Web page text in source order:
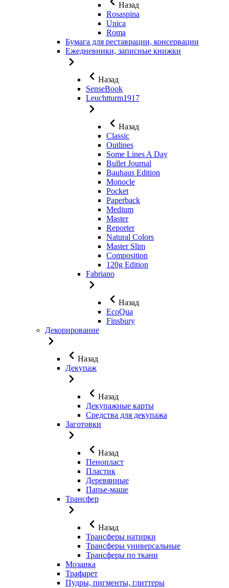
Назад
Rosaspina
Unica
Roma
Бумага для реставрации, консервации
Ежедневники, записные книжки
Назад
SenseBook
Leuchtturm1917
Назад
Classic
Outlines
Some Lines A Day
Bullet Journal
Bauhaus Edition
Monocle
Pocket
Paperback
Medium
Master
Reporter
Natural Colors
Master Slim
Composition
120g Edition
Fabriano
Назад
EcoQua
Finsbury
Декорирование
Назад
Декупаж
Назад
Декупажные карты
Средства для декупажа
Заготовки
Назад
Пенопласт
Пластик
Деревянные
Папье-маше
Трансфер
Назад
Трансферы натирки
Трансферы универсальные
Трансферы по ткани
Мозаика
Трафарет
Пудры, пигменты, глиттеры